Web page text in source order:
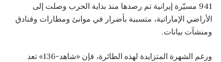
941 مسيّرة إيرانية تم رصدها منذ بداية الحرب وصلت إلى
الأراضي الإماراتية، متسببة بأضرار في موانئ ومطارات وفنادق
ومنشآت بيانات.
ورغم الشهرة المتزايدة لهذه الطائرة، فإن «شاهد-136» تعد